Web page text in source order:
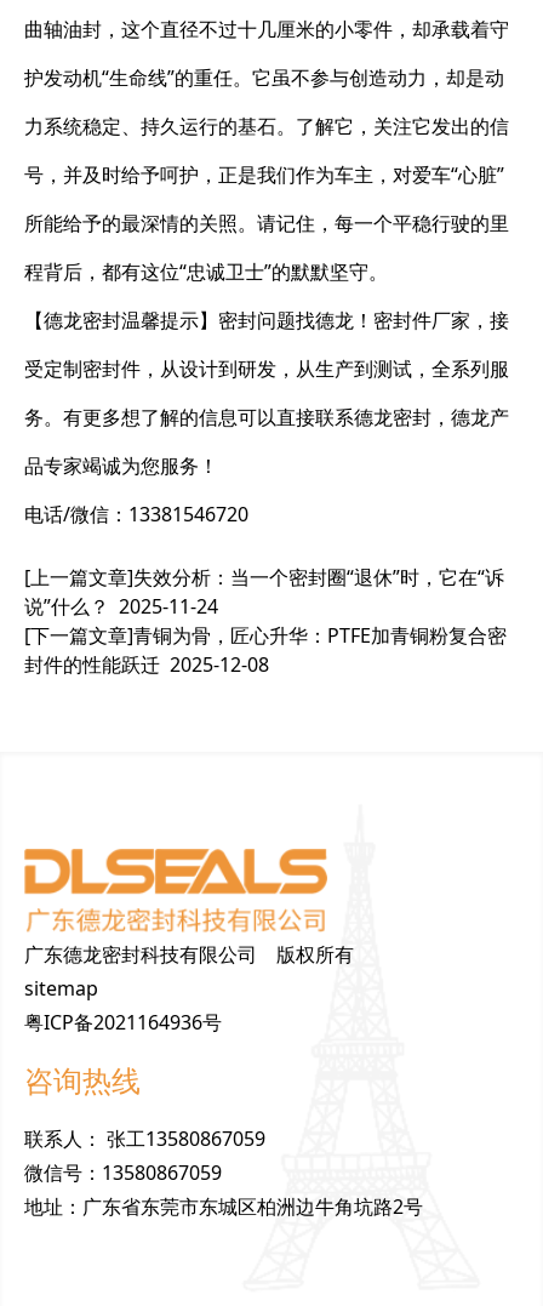
曲轴油封，这个直径不过十几厘米的小零件，却承载着守
护发动机“生命线”的重任。它虽不参与创造动力，却是动
力系统稳定、持久运行的基石。了解它，关注它发出的信
号，并及时给予呵护，正是我们作为车主，对爱车“心脏”
所能给予的最深情的关照。请记住，每一个平稳行驶的里
程背后，都有这位“忠诚卫士”的默默坚守。
【德龙密封温馨提示】密封问题找德龙！密封件厂家，接
受定制密封件，从设计到研发，从生产到测试，全系列服
务。有更多想了解的信息可以直接联系德龙密封，德龙产
品专家竭诚为您服务！
电话/微信：13381546720
[上一篇文章]失效分析：当一个密封圈“退休”时，它在“诉
说”什么？ 2025-11-24
[下一篇文章]青铜为骨，匠心升华：PTFE加青铜粉复合密
封件的性能跃迁 2025-12-08
广东德龙密封科技有限公司 版权所有
sitemap
粤ICP备2021164936号
咨询热线
联系人 ： 张工13580867059
微信号 ： 13580867059
地址 ： 广东省东莞市东城区柏洲边牛角坑路2号